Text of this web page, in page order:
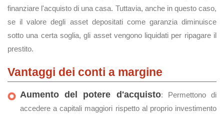
finanziare l'acquisto di una casa. Tuttavia, anche in questo caso,
se il valore degli asset depositati come garanzia diminuisce
sotto una certa soglia, gli asset vengono liquidati per ripagare il
prestito.
Vantaggi dei conti a margine
Aumento del potere d'acquisto: Permettono di
accedere a capitali maggiori rispetto al proprio investimento